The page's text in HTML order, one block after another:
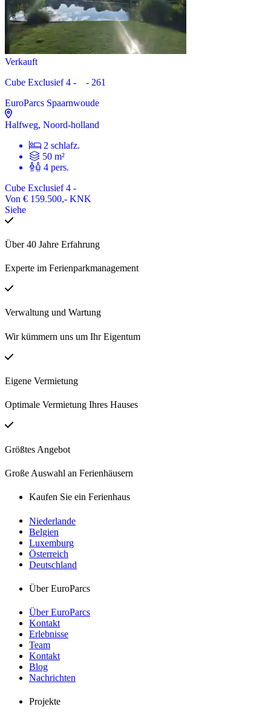
Verkauft
Cube Exclusief 4 - - 261
EuroParcs Spaarnwoude
Halfweg, Noord-holland
2 schlafz.
50 m²
4 pers.
Cube Exclusief 4 -
Von € 159.500,- KNK
Siehe
Über 40 Jahre Erfahrung
Experte im Ferienparkmanagement
Verwaltung und Wartung
Wir kümmern uns um Ihr Eigentum
Eigene Vermietung
Optimale Vermietung Ihres Hauses
Größtes Angebot
Große Auswahl an Ferienhäusern
Kaufen Sie ein Ferienhaus
Niederlande
Belgien
Luxemburg
Österreich
Deutschland
Über EuroParcs
Über EuroParcs
Kontakt
Erlebnisse
Team
Kontakt
Blog
Nachrichten
Projekte